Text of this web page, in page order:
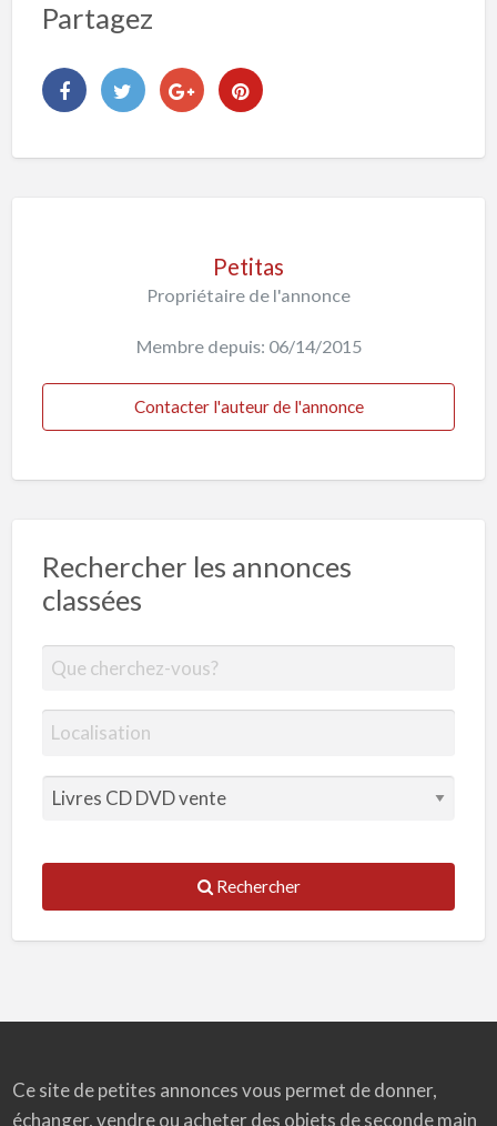
Partagez
Petitas
Propriétaire de l'annonce
Membre depuis: 06/14/2015
Contacter l'auteur de l'annonce
Rechercher les annonces
classées
Rechercher
Ce site de petites annonces vous permet de donner,
échanger, vendre ou acheter des objets de seconde main